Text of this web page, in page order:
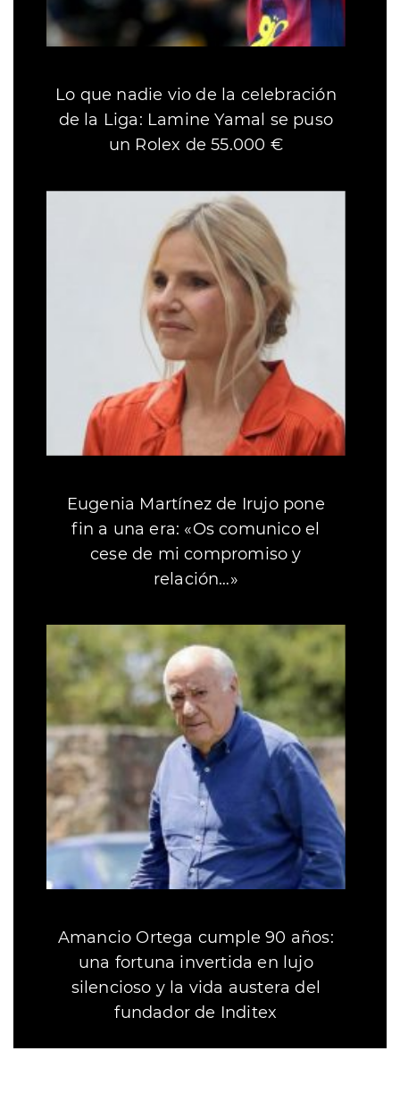
Lo que nadie vio de la celebración
de la Liga: Lamine Yamal se puso
un Rolex de 55.000 €
Eugenia Martínez de Irujo pone
fin a una era: «Os comunico el
cese de mi compromiso y
relación…»
Amancio Ortega cumple 90 años:
una fortuna invertida en lujo
silencioso y la vida austera del
fundador de Inditex